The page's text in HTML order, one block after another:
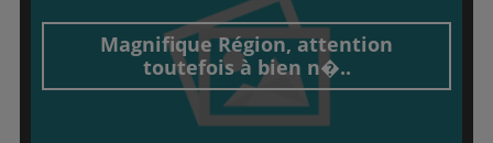
Magnifique Région, attention
toutefois à bien n�..